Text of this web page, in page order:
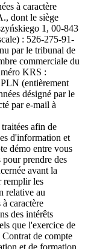
à caractère
dont le siège
1, 00-843
: 526-275-91-
par le tribunal de
commerciale du
KRS :
(entièrement
désigné par le
par e-mail à
afin de
d'information et
démo entre vous
prendre des
avant la
remplir les
relative au
caractère
des intérêts
que l'exercice de
de compte
et de formation,